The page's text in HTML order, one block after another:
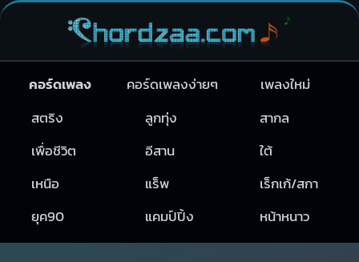
คอร์ดเพลง คอร์ดเพลงง่ายๆ
เพลงใหม่
สตริง
ลูกทุ่ง
สากล
เพื่อชีวิต
อีสาน
ใต้
เหนือ
แร็พ
เร็กเก้/สกา
ยุค90
แคมป์ปิ้ง หน้าหนาว